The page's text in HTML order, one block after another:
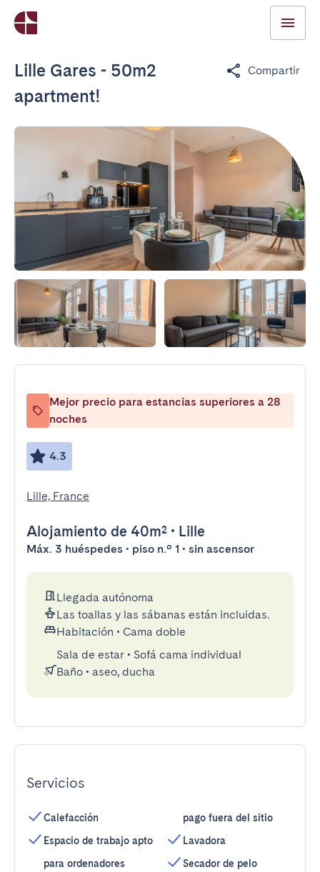
Lille Gares - 50m2
apartment!
Compartir
Mejor precio para estancias superiores a 28
noches
4.3
Lille, France
Alojamiento de 40m² • Lille
Máx. 3 huéspedes • piso n.º 1 • sin ascensor
Llegada autónoma
Las toallas y las sábanas están incluidas.
Habitación • Cama doble
Sala de estar • Sofá cama individual
Baño • aseo, ducha
Servicios
Calefacción
Espacio de trabajo apto
para ordenadores
pago fuera del sitio
Lavadora
Secador de pelo